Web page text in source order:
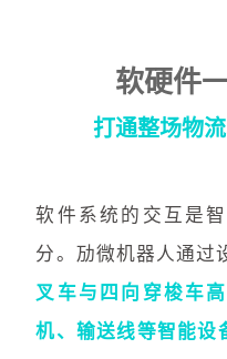
软硬件
打通整场物
软件系统的交互是
分。 劢微机器人通过
叉车与四向穿梭车
机、输送线等智能设